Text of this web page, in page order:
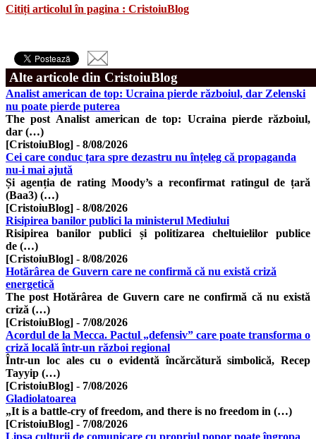
Citiți articolul în pagina : CristoiuBlog
Alte articole din CristoiuBlog
Analist american de top: Ucraina pierde războiul, dar Zelenski
nu poate pierde puterea
The post Analist american de top: Ucraina pierde războiul,
dar (…)
[CristoiuBlog] - 8/08/2026
Cei care conduc țara spre dezastru nu înțeleg că propaganda
nu-i mai ajută
Și agenția de rating Moody’s a reconfirmat ratingul de țară
(Baa3) (…)
[CristoiuBlog] - 8/08/2026
Risipirea banilor publici la ministerul Mediului
Risipirea banilor publici și politizarea cheltuielilor publice
de (…)
[CristoiuBlog] - 8/08/2026
Hotărârea de Guvern care ne confirmă că nu există criză
energetică
The post Hotărârea de Guvern care ne confirmă că nu există
criză (…)
[CristoiuBlog] - 7/08/2026
Acordul de la Mecca. Pactul „defensiv” care poate transforma o
criză locală într-un război regional
Într-un loc ales cu o evidentă încărcătură simbolică, Recep
Tayyip (…)
[CristoiuBlog] - 7/08/2026
Gladiolatoarea
„It is a battle-cry of freedom, and there is no freedom in (…)
[CristoiuBlog] - 7/08/2026